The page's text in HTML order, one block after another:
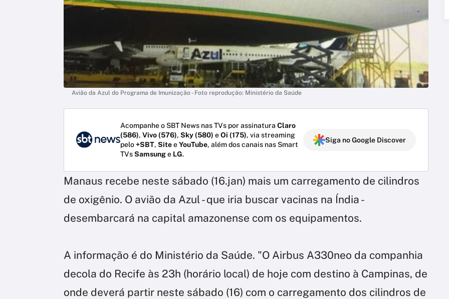
Avião da Azul do Programa de Imunização - Foto reprodução: Ministério da Saúde
Acompanhe o SBT News nas TVs por assinatura Claro
(586), Vivo (576), Sky (580) eOi (175), via streaming
pelo+SBT, SiteeYouTube, além dos canais nas Smart
TVsSamsunge LG.
Siga no Google Discover
Manaus recebe neste sábado (16.jan) mais um carregamento de cilindros
de oxigênio. O avião da Azul - que iria buscar vacinas na Índia -
desembarcará na capital amazonense com os equipamentos.
A informação é do Ministério da Saúde. "O Airbus A330neo da companhia
decola do Recife às 23h (horário local) de hoje com destino à Campinas, de
onde deverá partir neste sábado (16) com o carregamento dos cilindros de